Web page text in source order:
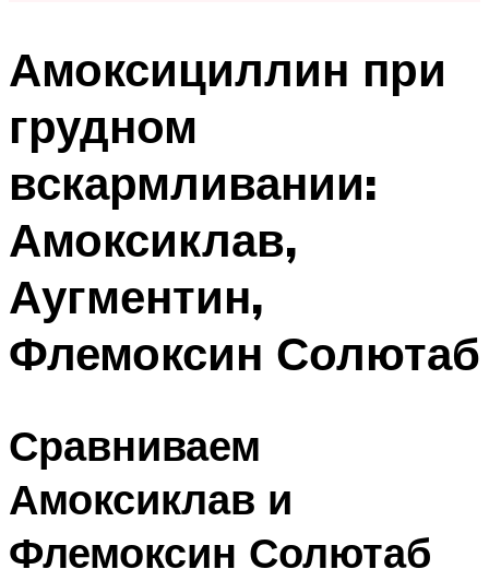
Амоксициллин при
грудном
вскармливании:
Амоксиклав,
Аугментин,
Флемоксин Солютаб
Сравниваем
Амоксиклав и
Флемоксин Солютаб